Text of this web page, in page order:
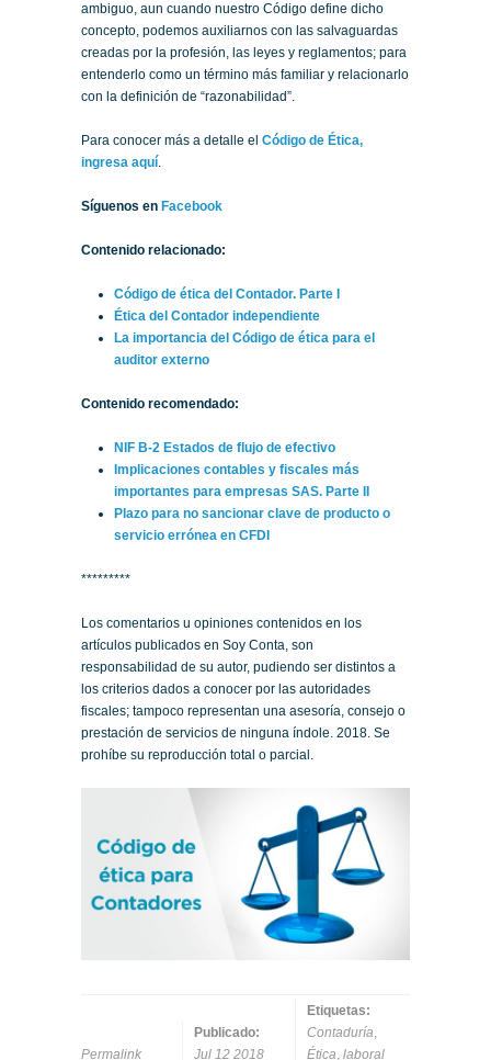
ambiguo, aun cuando nuestro Código define dicho
concepto, podemos auxiliarnos con las salvaguardas
creadas por la profesión, las leyes y reglamentos; para
entenderlo como un término más familiar y relacionarlo
con la definición de “razonabilidad”.
Para conocer más a detalle el Código de Ética,
ingresa aquí.
Síguenos en Facebook
Contenido relacionado:
Código de ética del Contador. Parte I
Ética del Contador independiente
La importancia del Código de ética para el
auditor externo
Contenido recomendado:
NIF B-2 Estados de flujo de efectivo
Implicaciones contables y fiscales más
importantes para empresas SAS. Parte II
Plazo para no sancionar clave de producto o
servicio errónea en CFDI
*********
Los comentarios u opiniones contenidos en los
artículos publicados en Soy Conta, son
responsabilidad de su autor, pudiendo ser distintos a
los criterios dados a conocer por las autoridades
fiscales; tampoco representan una asesoría, consejo o
prestación de servicios de ninguna índole. 2018. Se
prohíbe su reproducción total o parcial.
Permalink
Publicado:
Jul 12 2018
Etiquetas:
Contaduría,
Ética, laboral